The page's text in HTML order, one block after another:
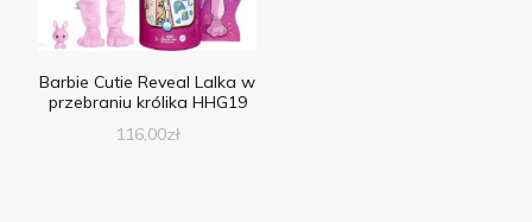
Barbie Cutie Reveal Lalka w
przebraniu królika HHG19
116,00zł